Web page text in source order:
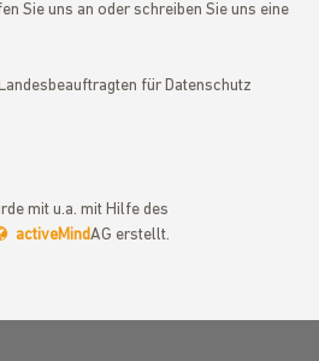
Sie uns an oder schreiben Sie uns eine
für Datenschutz
mit u.a. mit Hilfe des
activeMindAG erstellt.